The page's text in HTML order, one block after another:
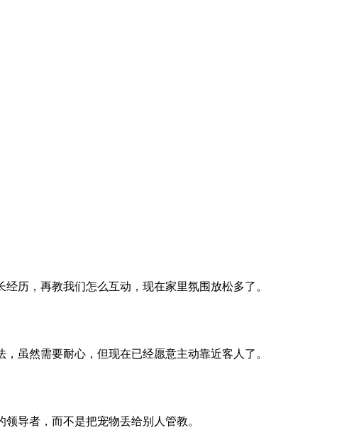
历，再教我们怎么互动，现在家里氛围放松多了。
虽然需要耐心，但现在已经愿意主动靠近客人了。
导者，而不是把宠物丢给别人管教。